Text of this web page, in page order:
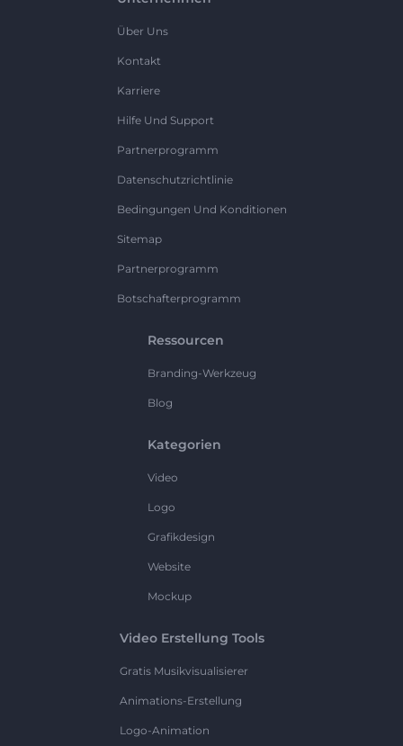
Über Uns
Kontakt
Karriere
Hilfe Und Support
Partnerprogramm
Datenschutzrichtlinie
Bedingungen Und Konditionen
Sitemap
Partnerprogramm
Botschafterprogramm
Ressourcen
Branding-Werkzeug
Blog
Kategorien
Video
Logo
Grafikdesign
Website
Mockup
Video Erstellung Tools
Gratis Musikvisualisierer
Animations-Erstellung
Logo-Animation